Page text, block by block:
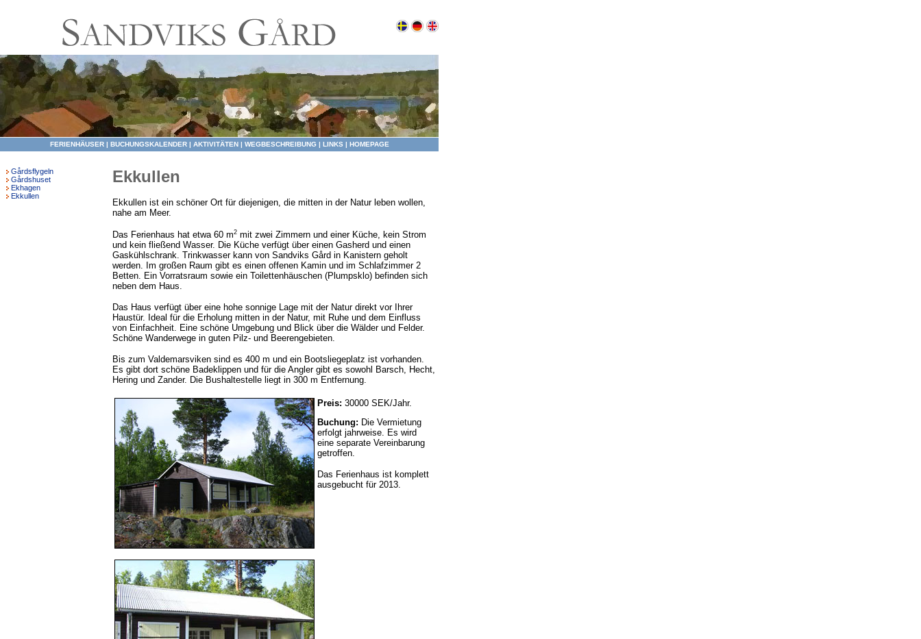
FERIENHÄUSER| BUCHUNGSKALENDER| AKTIVITÄTEN| WEGBESCHREIBUNG | LINKS| HOMEPAGE
Gårdsflygeln
Gårdshuset
Ekhagen
Ekkullen
Ekkullen
Ekkullen ist ein schöner Ort für diejenigen, die mitten in der Natur leben wollen,
nahe am Meer.
Das Ferienhaus hat etwa 60 m2 mit zwei Zimmern und einer Küche, kein Strom
und kein fließend Wasser. Die Küche verfügt über einen Gasherd und einen
Gaskühlschrank. Trinkwasser kann von Sandviks Gård in Kanistern geholt
werden. Im großen Raum gibt es einen offenen Kamin und im Schlafzimmer 2
Betten. Ein Vorratsraum sowie ein Toilettenhäuschen (Plumpsklo) befinden sich
neben dem Haus.
Das Haus verfügt über eine hohe sonnige Lage mit der Natur direkt vor Ihrer
Haustür. Ideal für die Erholung mitten in der Natur, mit Ruhe und dem Einfluss
von Einfachheit. Eine schöne Umgebung und Blick über die Wälder und Felder.
Schöne Wanderwege in guten Pilz- und Beerengebieten.
Bis zum Valdemarsviken sind es 400 m und ein Bootsliegeplatz ist vorhanden.
Es gibt dort schöne Badeklippen und für die Angler gibt es sowohl Barsch, Hecht,
Hering und Zander. Die Bushaltestelle liegt in 300 m Entfernung.
Preis: 30000 SEK/Jahr.
Buchung: Die Vermietung
erfolgt jahrweise. Es wird
eine separate Vereinbarung
getroffen.
Das Ferienhaus ist komplett
ausgebucht für 2013.